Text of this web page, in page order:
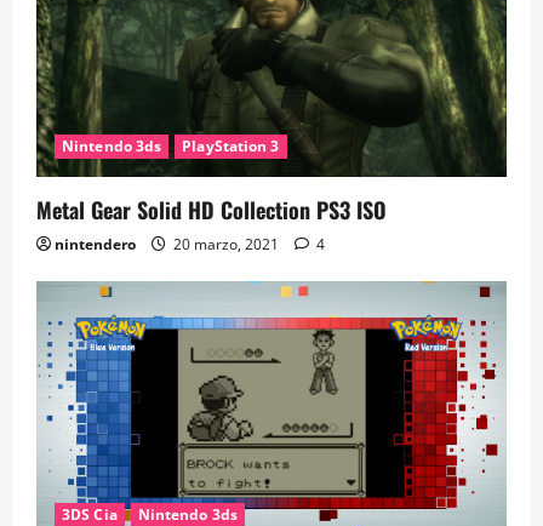
Nintendo 3ds PlayStation 3
Metal Gear Solid HD Collection PS3 ISO
nintendero 20 marzo, 2021 4
3DS Cia Nintendo 3ds